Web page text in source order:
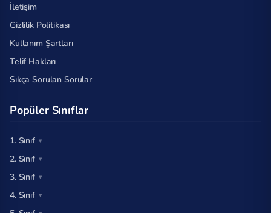
İletişim
Gizlilik Politikası
Kullanım Şartları
Telif Hakları
Sıkça Sorulan Sorular
Popüler Sınıflar
1. Sınıf
2. Sınıf
3. Sınıf
4. Sınıf